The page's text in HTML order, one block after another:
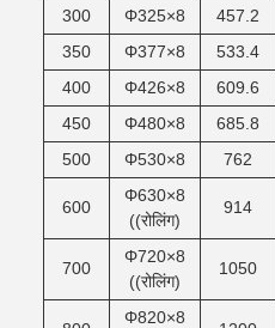
300
Φ325×8 457.2
350
Φ377×8 533.4
400
Φ426×8 609.6
450
Φ480×8 685.8
500
Φ530×8 762
600
Φ630×8
((रोलिंग)
914
700
Φ720×8
((रोलिंग)
1050
Φ820×8